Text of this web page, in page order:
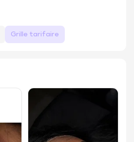
Grille tarifaire